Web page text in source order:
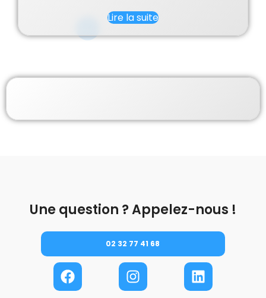
Lire la suite
Une question ? Appelez-nous !
02 32 77 41 68